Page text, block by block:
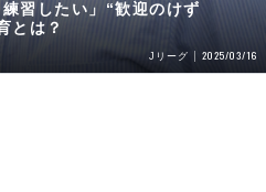
習したい」“歓迎のけず
とは？
Jリーグ 2025/03/16